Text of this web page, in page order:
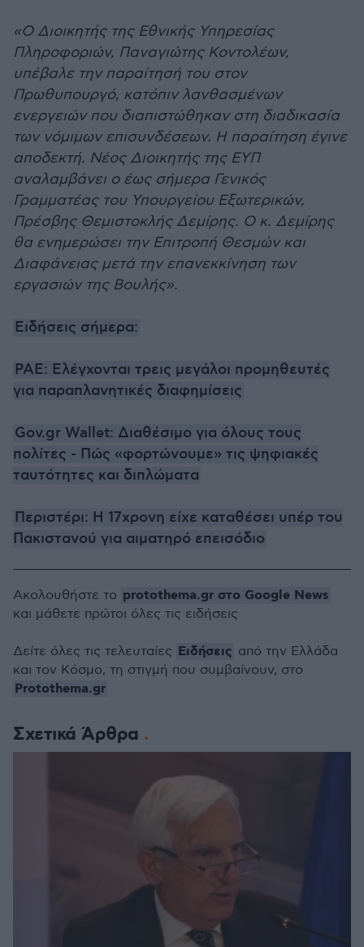
«Ο Διοικητής της Εθνικής Υπηρεσίας
Πληροφοριών, Παναγιώτης Κοντολέων,
υπέβαλε την παραίτησή του στον
Πρωθυπουργό, κατόπιν λανθασμένων
ενεργειών που διαπιστώθηκαν στη διαδικασία
των νόμιμων επισυνδέσεων. Η παραίτηση έγινε
αποδεκτή. Νέος Διοικητής της ΕΥΠ
αναλαμβάνει ο έως σήμερα Γενικός
Γραμματέας του Υπουργείου Εξωτερικών,
Πρέσβης Θεμιστοκλής Δεμίρης. Ο κ. Δεμίρης
θα ενημερώσει την Επιτροπή Θεσμών και
Διαφάνειας μετά την επανεκκίνηση των
εργασιών της Βουλής».
Ειδήσεις σήμερα:
ΡΑΕ: Ελέγχονται τρεις μεγάλοι προμηθευτές
για παραπλανητικές διαφημίσεις
Gov.gr Wallet: Διαθέσιμο για όλους τους
πολίτες - Πώς «φορτώνουμε» τις ψηφιακές
ταυτότητες και διπλώματα
Περιστέρι: Η 17χρονη είχε καταθέσει υπέρ του
Πακιστανού για αιματηρό επεισόδιο
Σχετικά Άρθρα
Ακολουθήστε το protothema.gr στο Google News
και μάθετε πρώτοι όλες τις ειδήσεις
Δείτε όλες τις τελευταίες Ειδήσεις από την Ελλάδα
και τον Κόσμο, τη στιγμή που συμβαίνουν, στο
Protothema.gr